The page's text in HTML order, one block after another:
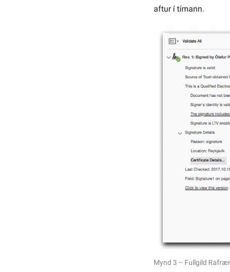
aftur í tímann.
Mynd 3 – Fullgild